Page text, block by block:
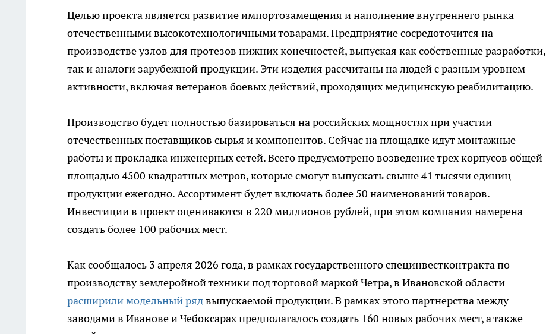
Целью проекта является развитие импортозамещения и наполнение внутреннего рынка
отечественными высокотехнологичными товарами. Предприятие сосредоточится на
производстве узлов для протезов нижних конечностей, выпуская как собственные разработки,
так и аналоги зарубежной продукции. Эти изделия рассчитаны на людей с разным уровнем
активности, включая ветеранов боевых действий, проходящих медицинскую реабилитацию.
Производство будет полностью базироваться на российских мощностях при участии
отечественных поставщиков сырья и компонентов. Сейчас на площадке идут монтажные
работы и прокладка инженерных сетей. Всего предусмотрено возведение трех корпусов общей
площадью 4500 квадратных метров, которые смогут выпускать свыше 41 тысячи единиц
продукции ежегодно. Ассортимент будет включать более 50 наименований товаров.
Инвестиции в проект оцениваются в 220 миллионов рублей, при этом компания намерена
создать более 100 рабочих мест.
Как сообщалось 3 апреля 2026 года, в рамках государственного специнвестконтракта по
производству землеройной техники под торговой маркой Четра, в Ивановской области
расширили модельный рядвыпускаемой продукции. В рамках этого партнерства между
заводами в Иванове и Чебоксарах предполагалось создать 160 новых рабочих мест, а также